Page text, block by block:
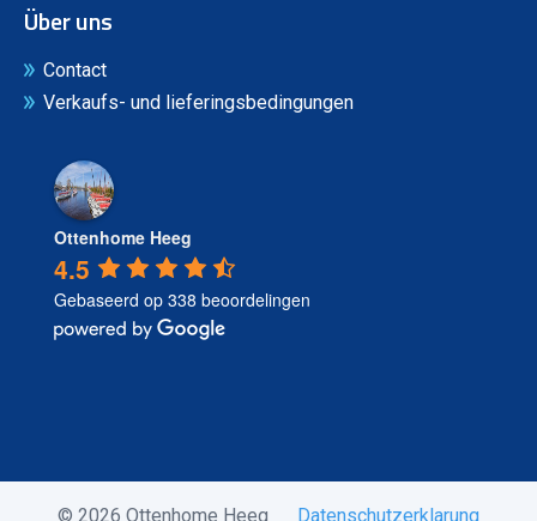
Über uns
Contact
Verkaufs- und lieferingsbedingungen
Ottenhome Heeg
4.5
Gebaseerd op 338 beoordelingen
© 2026 Ottenhome Heeg Datenschutzerklarung